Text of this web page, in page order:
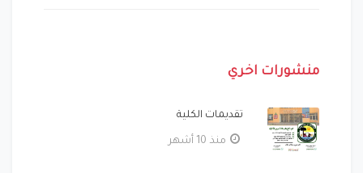
منشورات اخري
تقديمات الكلية
منذ 10 أشهر